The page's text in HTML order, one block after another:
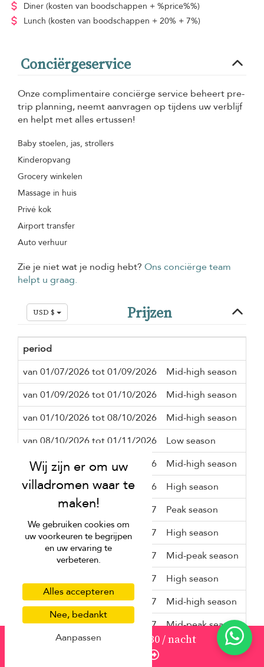
van1255 USD 1.130/ nacht
Diner (kosten van boodschappen + %price%%)
Lunch (kosten van boodschappen + 20% + 7%)
Conciërgeservice
Onze complimentaire conciërge service beheert pre-
trip planning, neemt aanvragen op tijdens uw verblijf
en helpt met alles ertussen!
Baby stoelen, jas, strollers
Kinderopvang
Grocery winkelen
Massage in huis
Privé kok
Airport transfer
Auto verhuur
Zie je niet wat je nodig hebt? Ons conciërge team
helpt u graag.
USD $ Prijzen
period
van 01/07/2026 tot 01/09/2026
Mid-high season
van 01/09/2026 tot 01/10/2026
Mid-high season
van 01/10/2026 tot 08/10/2026
Mid-high season
van 08/10/2026 tot 01/11/2026
Low season
van 01/11/2026 tot 01/12/2026
Mid-high season
van 01/12/2026 tot 18/12/2026
High season
van 18/12/2026 tot 13/01/2027
Peak season
van 13/01/2027 tot 05/02/2027
High season
van 05/02/2027 tot 22/02/2027
Mid-peak season
van 22/02/2027 tot 01/03/2027
High season
van 01/03/2027 tot 26/03/2027
Mid-high season
van 26/03/2027 tot 05/04/2027
Mid-peak season
5
van 05/04/2027 tot 20/04/2027
High season
3
We gebruiken cookies om
uw voorkeuren te begrijpen
en uw ervaring te
verbeteren.
Alles accepteren
Nee, bedankt
Aanpassen